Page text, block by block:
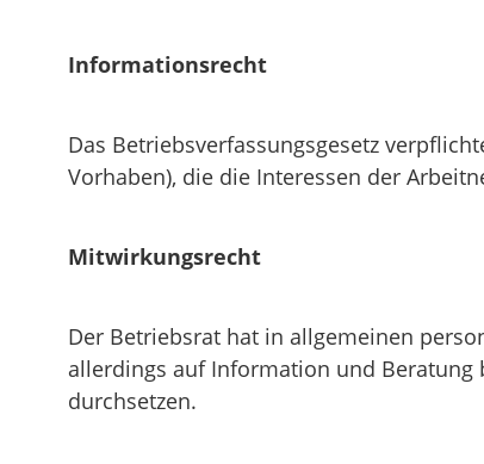
Informationsrecht
Das Betriebsverfassungsgesetz
Vorhaben), die die Interessen der
Mitwirkungsrecht
Der Betriebsrat hat in allgemeinen
allerdings auf Information und Beratung
durchsetzen.